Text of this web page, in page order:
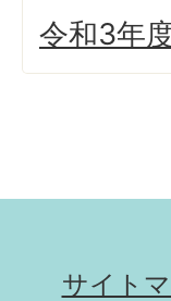
令和3年
サイト